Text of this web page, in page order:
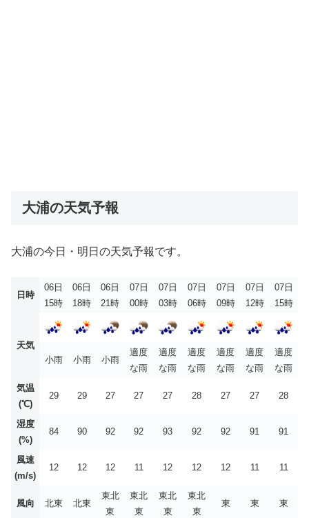
大浦の天気予報
大浦の今日・明日の天気予報です。
日時
06日
15時
06日
18時
06日
21時
07日
00時
07日
03時
07日
06時
07日
09時
07日
12時
07日
15時
天気
小雨
小雨 小雨
適度
な雨
適度
な雨
適度
な雨
適度
な雨
適度
な雨
適度
な雨
気温
(℃)
29 29 27 27 27 28 27 27 28
湿度
(%)
84 90 92 92 93 92 92 91 91
風速
(m/s)
12 12 12 11 12 12 12 11 11
風向 北東 北東
東北
東
東北
東
東北
東
東北
東
東 東 東